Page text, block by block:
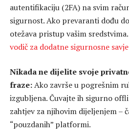
autentifikaciju (2FA) na svim
sigurnost. Ako prevaranti dođu
otežava pristup vašim
vodič za dodatne sigurnosne
Nikada ne dijelite svoje
fraze:Ako završe u pogrešnim
izgubljena. Čuvajte ih sigurno
zahtjev za njihovim dijeljenjem –
“pouzdanih” platformi.